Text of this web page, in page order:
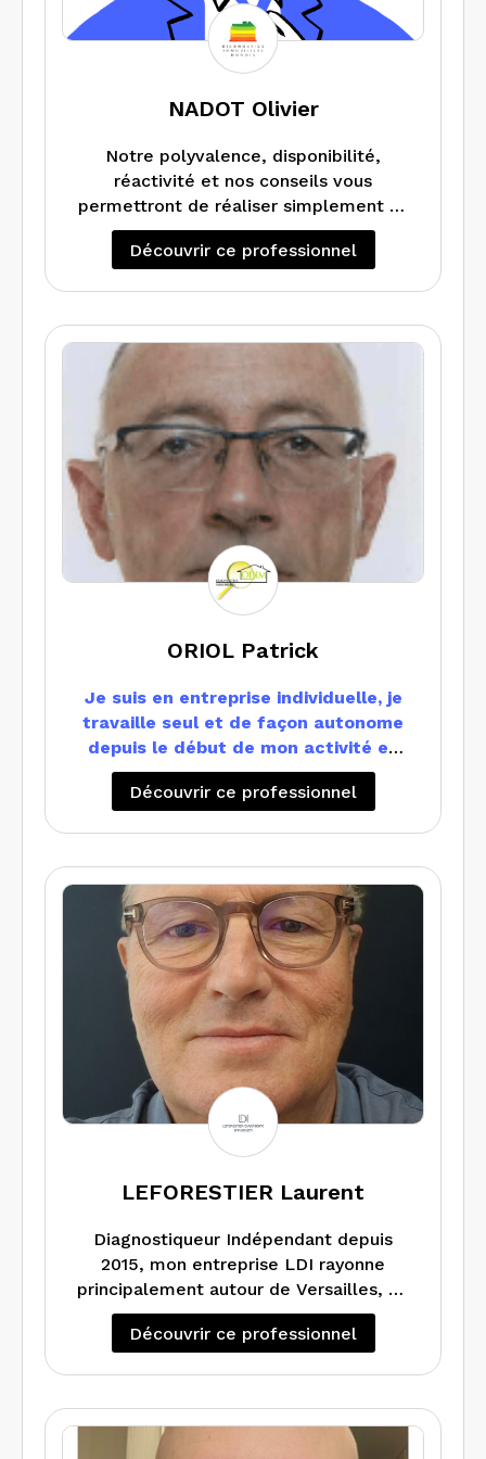
NADOT Olivier
Notre polyvalence, disponibilité,
réactivité et nos conseils vous
permettront de réaliser simplement et
rapidement, les mesurages et les
diagnostics immobiliers : Loi Carrez, Loi
énergétique et Audit Energétique.
Découvrir ce professionnel
ORIOL Patrick
Je suis en entreprise individuelle, je
travaille seul et de façon autonome
depuis le début de mon activité en
2009
Je suis positionné principalement sur
Je travaille en compléments avec
quelques professionnels du Diags
selon les domaines avec mention
Découvrir ce professionnel
LEFORESTIER Laurent
Diagnostiqueur Indépendant depuis
2015, mon entreprise LDI rayonne
principalement autour de Versailles, de
Noisy le Roi à l’Ouest Parisien, de Saint
Nom la Bretèche à Bougival, de la Celle
obligatoires pour toutes les
transactions entre particuliers et suis
Découvrir ce professionnel